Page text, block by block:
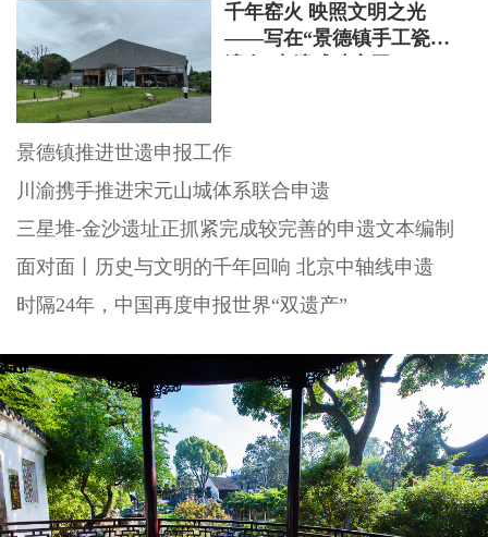
千年窑火 映照文明之光
——写在“景德镇手工瓷业
景德镇推进世遗申报工作
川渝携手推进宋元山城体系联合申遗
三星堆-金沙遗址正抓紧完成较完善的申遗文本编制
面对面丨历史与文明的千年回响 北京中轴线申遗
时隔24年，中国再度申报世界“双遗产”